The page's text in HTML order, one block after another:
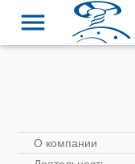
menu
О компании